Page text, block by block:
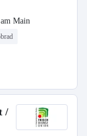
Main
/